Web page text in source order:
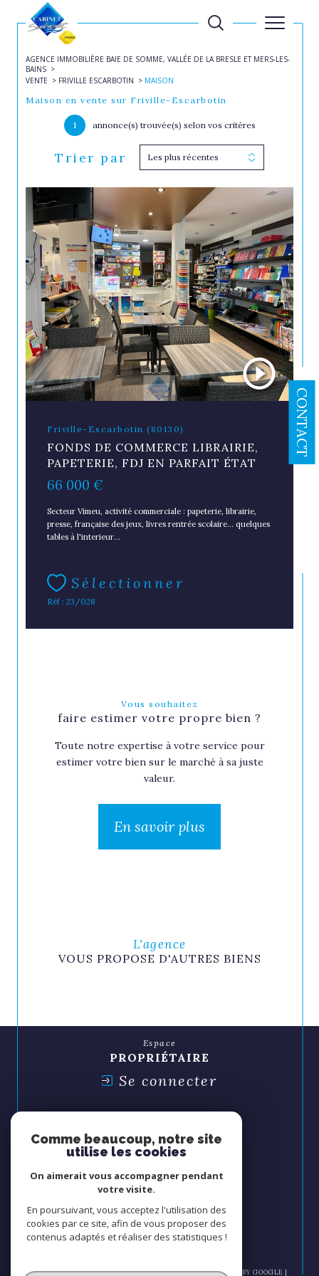
CONTACT
AGENCE IMMOBILIÈRE BAIE DE SOMME, VALLÉE DE LA BRESLE ET MERS-LES-
BAINS
VENTE
FRIVILLE ESCARBOTIN MAISON
Maison en vente sur Friville-Escarbotin
1 annonce(s) trouvée(s) selon vos critères
Trier par Les plus récentes
Friville-Escarbotin (80130)
FONDS DE COMMERCE LIBRAIRIE,
PAPETERIE, FDJ EN PARFAIT ÉTAT
66 000 €
Secteur Vimeu, activité commerciale : papeterie, librairie,
presse, française des jeux, livres rentrée scolaire... quelques
tables à l'interieur...
Sélectionner
Réf : 23/028
Vous souhaitez
faire estimer votre propre bien ?
Toute notre expertise à votre service pour
estimer votre bien sur le marché à sa juste
valeur.
En savoir plus
L'agence
VOUS PROPOSE D'AUTRES BIENS
Espace
PROPRIÉTAIRE
Se connecter
Espace
Se connecter
© 2026 | TOUS DROITS RÉSERVÉS | TRADUCTION POWERED BY GOOGLE |
Comme beaucoup, notre site
utilise les cookies
On aimerait vous accompagner pendant
votre visite.
En poursuivant, vous acceptez l'utilisation des
cookies par ce site, afin de vous proposer des
contenus adaptés et réaliser des statistiques !